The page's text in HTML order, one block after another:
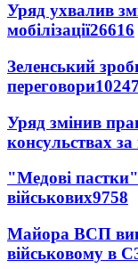
Уряд ухвалив
мобілізації26616
Зеленський
переговори10247
Уряд змінив
консульствах
"Медові
військових9758
Майора ВСП
військовому в